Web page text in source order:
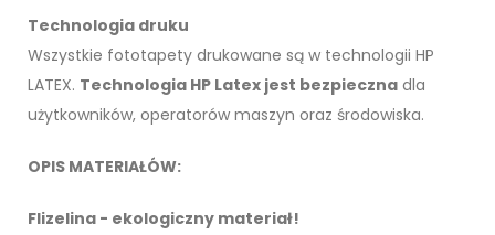
Technologia druku
Wszystkie fototapety drukowane są w technologii HP
LATEX. Technologia HP Latex jest bezpieczna dla
użytkowników, operatorów maszyn oraz środowiska.
OPIS MATERIAŁÓW:
Flizelina - ekologiczny materiał!